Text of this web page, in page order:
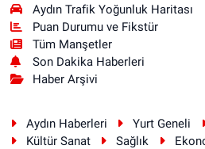
Aydın Trafik Yoğunluk Haritası
Puan Durumu ve Fikstür
Tüm Manşetler
Son Dakika Haberleri
Haber Arşivi
Aydın Haberleri Yurt Geneli
Kültür Sanat
Sağlık